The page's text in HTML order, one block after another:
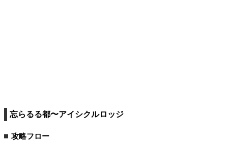
忘らるる都〜アイシクルロッジ
攻略フロー